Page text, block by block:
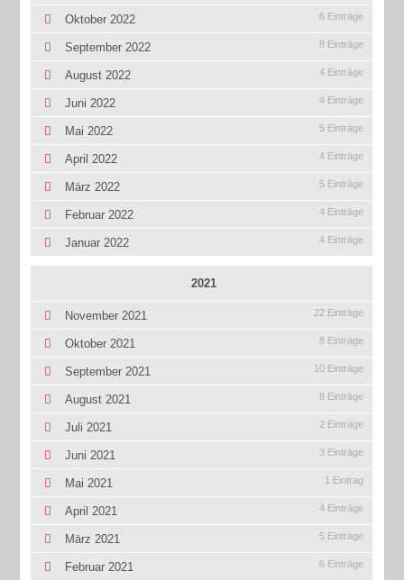
Oktober 2022 6 Einträge
September 2022 8 Einträge
August 2022 4 Einträge
Juni 2022 4 Einträge
Mai 2022 5 Einträge
April 2022 4 Einträge
März 2022 5 Einträge
Februar 2022 4 Einträge
Januar 2022 4 Einträge
2021
November 2021 22 Einträge
Oktober 2021 8 Einträge
September 2021 10 Einträge
August 2021 8 Einträge
Juli 2021 2 Einträge
Juni 2021 3 Einträge
Mai 2021 1 Eintrag
April 2021 4 Einträge
März 2021 5 Einträge
Februar 2021 6 Einträge